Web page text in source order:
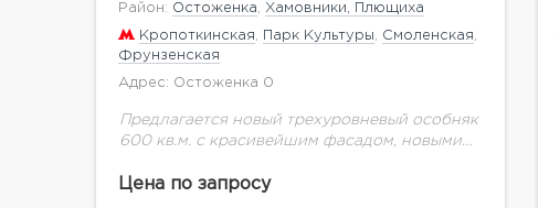
Район: Остоженка Хамовники, Плющиха
Кропоткинская Парк Культуры Смоленская
Фрунзенская
Адрес: Остоженка 0
Предлагается новый трехуровневый особняк
600 кв.м. с красивейшим фасадом, новыми
проживания.
Цена по запросу